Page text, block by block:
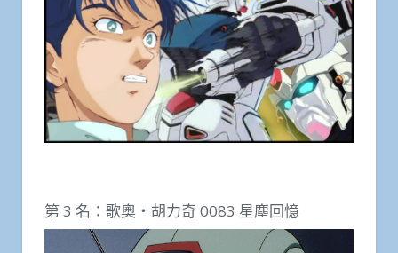
第 3 名：歌奧・胡力奇 0083 星塵回憶